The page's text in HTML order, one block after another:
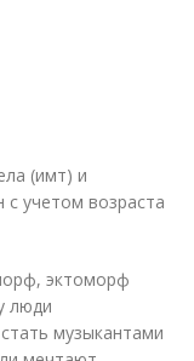
(имт) и
учетом возраста
эктоморф
люди
музыкантами